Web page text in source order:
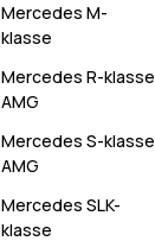
Mercedes M-
klasse
Mercedes R-klasse
AMG
Mercedes S-klasse
AMG
Mercedes SLK-
klasse